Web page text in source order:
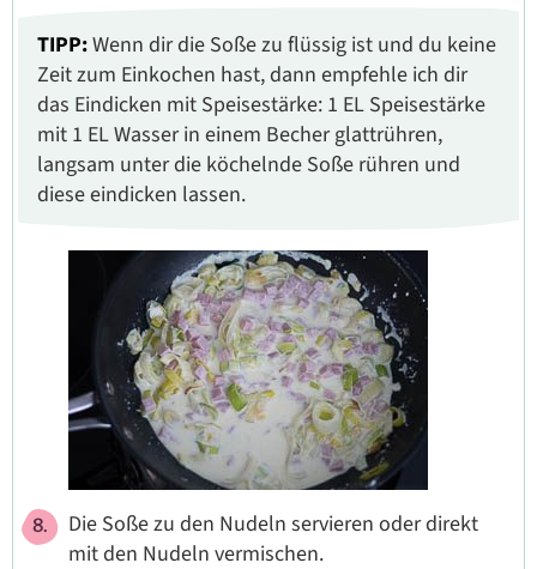
TIPP:Wenn dir die Soße zu flüssig ist und du keine
Zeit zum Einkochen hast, dann empfehle ich dir
das Eindicken mit Speisestärke: 1 EL Speisestärke
mit 1 EL Wasser in einem Becher glattrühren,
langsam unter die köchelnde Soße rühren und
diese eindicken lassen.
Die Soße zu den Nudeln servieren oder direkt
mit den Nudeln vermischen.